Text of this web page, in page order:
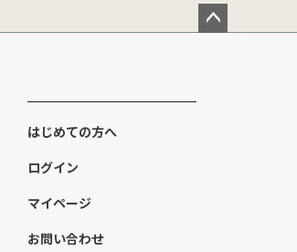
はじめての方へ
ログイン
マイページ
お問い合わせ